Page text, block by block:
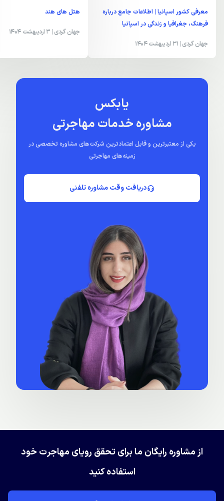
معرفی کشور اسپانیا | اطلاعات جامع درباره
فرهنگ، جغرافیا و زندگی در اسپانیا
جهان گردی | 31 اردیبهشت 1404
هتل های هند
جهان گردی | 3 اردیبهشت 1404
یابکس
مشاوره خدمات مهاجرتی
یکی از معتبرترین و قابل اعتمادترین شرکت‌های مشاوره تخصصی در
زمینه‌های مهاجرتی
دریافت وقت مشاوره تلفنی
از مشاوره رایگان ما برای تحقق رویای مهاجرت خود
استفاده کنید